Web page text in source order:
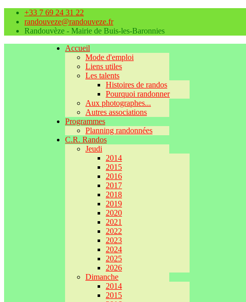
+33 7 69 24 31 22
randouveze@randouveze.fr
Randouvèze - Mairie de Buis-les-Baronnies
Accueil
Mode d'emploi
Liens utiles
Les talents
Histoires de randos
Pourquoi randonner
Aux photographes...
Autres associations
Programmes
Planning randonnées
C.R. Randos
Jeudi
2014
2015
2016
2017
2018
2019
2020
2021
2022
2023
2024
2025
2026
Dimanche
2014
2015